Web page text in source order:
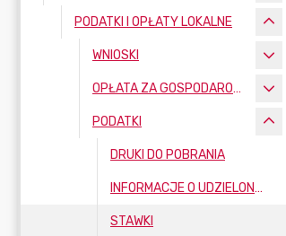
PODATKI I OPŁATY LOKALNE
WNIOSKI
OPŁATA ZA GOSPODAROWANIE ODPADAMI KOMUNALNYMI
PODATKI
DRUKI DO POBRANIA
INFORMACJE O UDZIELONYCH ULGACH
STAWKI